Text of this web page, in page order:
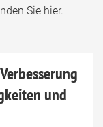
Sie hier.
und